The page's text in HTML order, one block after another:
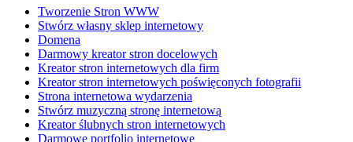
Tworzenie Stron WWW
Stwórz własny sklep internetowy
Domena
Darmowy kreator stron docelowych
Kreator stron internetowych dla firm
Kreator stron internetowych poświęconych fotografii
Strona internetowa wydarzenia
Stwórz muzyczną stronę internetową
Kreator ślubnych stron internetowych
Darmowe portfolio internetowe